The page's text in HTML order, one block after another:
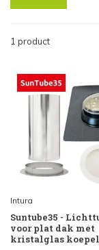
1 product
Intura
Suntube35 -
voor plat dak met
kristalglas koepel